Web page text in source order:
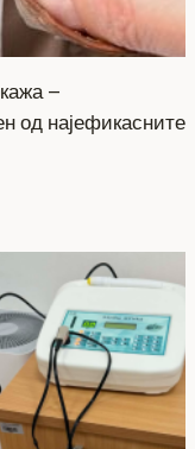
–
од најефикасните